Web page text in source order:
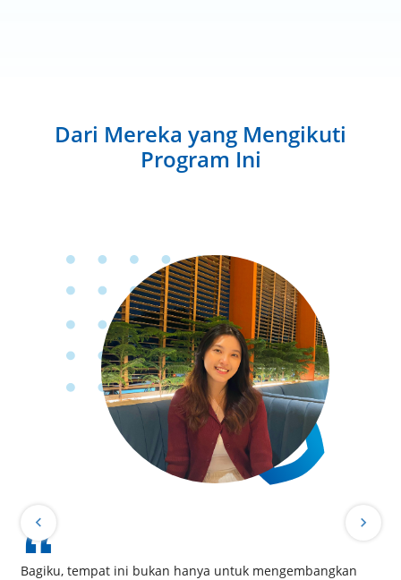
Dari Mereka yang Mengikuti
Program Ini
Bagiku, tempat ini bukan hanya untuk mengembangkan